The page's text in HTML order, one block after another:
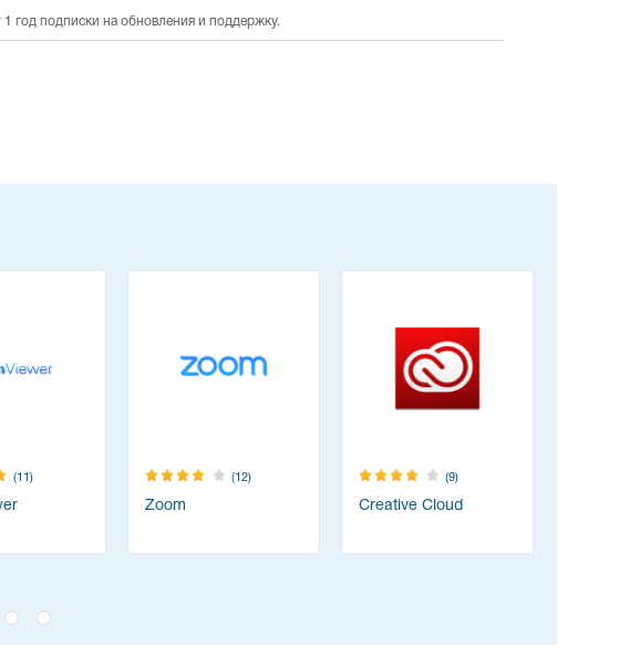
год подписки на обновления и поддержку.
(11) (12)
Zoom
(9)
Creative Cloud